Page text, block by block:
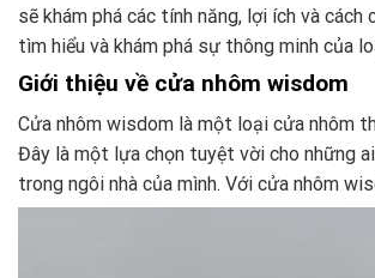
sẽ khám phá các tính năng, lợi ích và
tìm hiểu và khám phá sự thông minh của
Giới thiệu về cửa nhôm wisdom
Cửa nhôm wisdom là một loại cửa nhôm
Đây là một lựa chọn tuyệt vời cho những
trong ngôi nhà của mình. Với cửa nhôm